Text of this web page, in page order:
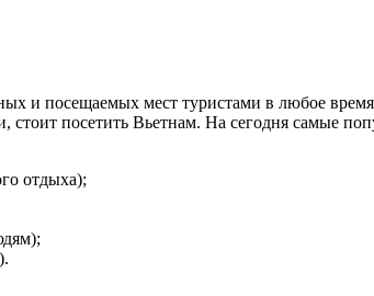
и посещаемых мест туристами в любое
стоит посетить Вьетнам. На сегодня самые
отдыха);